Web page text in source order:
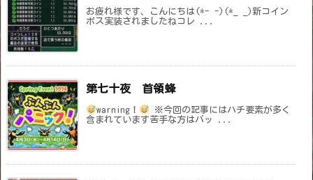
お疲れ様です、こんにちは(*- -)(*_ _)新コイン
ボス実装されましたねコレ ...
第七十夜 首領蜂
warning！
※今回の記事にはハチ要素が多く
含まれています苦手な方はバッ ...